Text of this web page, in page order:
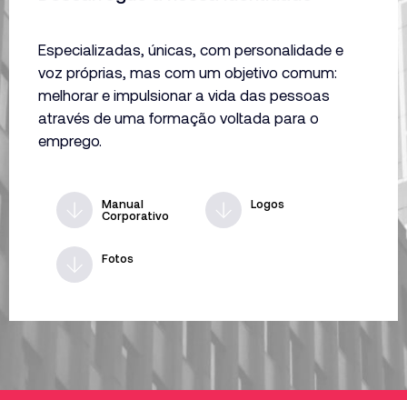
Especializadas, únicas, com personalidade e
voz próprias, mas com um objetivo comum:
melhorar e impulsionar a vida das pessoas
através de uma formação voltada para o
emprego.
Manual
Corporativo
Logos
Fotos